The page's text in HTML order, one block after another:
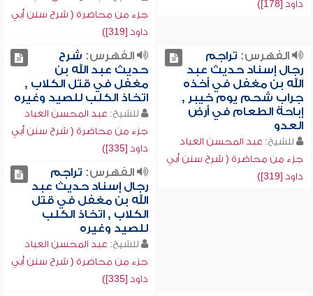
داود [178])
جزء من محاضرة ( شرح سنن أبي
داود [319])
الفهرس: تراجم
رجال إسناد حديث عبد
الله بن مغفل في أخذه
جراب شحم يوم خيبر ,
إباحة الطعام في أرض
العدو
للشيخ: عبد المحسن العباد
جزء من محاضرة ( شرح سنن أبي
داود [319])
الفهرس: شرح
حديث عبد الله بن
مغفل في قتل الكلاب ,
اتخاذ الكلب للصيد وغيره
للشيخ: عبد المحسن العباد
جزء من محاضرة ( شرح سنن أبي
داود [335])
الفهرس: تراجم
رجال إسناد حديث عبد
الله بن مغفل في قتل
الكلاب , اتخاذ الكلب
للصيد وغيره
للشيخ: عبد المحسن العباد
جزء من محاضرة ( شرح سنن أبي
داود [335])